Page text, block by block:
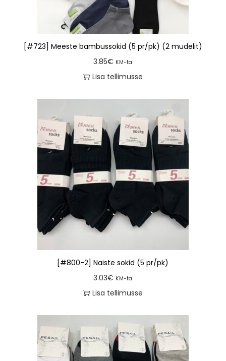
[#723] Meeste bambussokid (5 pr/pk) (2 mudelit)
3.85€ KM-ta
Lisa tellimusse
[#800-2] Naiste sokid (5 pr/pk)
3.03€ KM-ta
Lisa tellimusse